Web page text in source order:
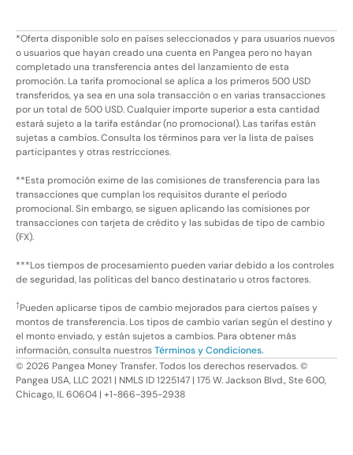
*Oferta disponible solo en países seleccionados y para usuarios nuevos
o usuarios que hayan creado una cuenta en Pangea pero no hayan
completado una transferencia antes del lanzamiento de esta
promoción. La tarifa promocional se aplica a los primeros 500 USD
transferidos, ya sea en una sola transacción o en varias transacciones
por un total de 500 USD. Cualquier importe superior a esta cantidad
estará sujeto a la tarifa estándar (no promocional). Las tarifas están
sujetas a cambios. Consulta los términos para ver la lista de países
participantes y otras restricciones.
**Esta promoción exime de las comisiones de transferencia para las
transacciones que cumplan los requisitos durante el período
promocional. Sin embargo, se siguen aplicando las comisiones por
transacciones con tarjeta de crédito y las subidas de tipo de cambio
(FX).
***Los tiempos de procesamiento pueden variar debido a los controles
de seguridad, las políticas del banco destinatario u otros factores.
†Pueden aplicarse tipos de cambio mejorados para ciertos países y
montos de transferencia. Los tipos de cambio varían según el destino y
el monto enviado, y están sujetos a cambios. Para obtener más
información, consulta nuestrosTérminos y Condiciones.
© 2026 Pangea Money Transfer. Todos los derechos reservados. ©
Pangea USA, LLC 2021 | NMLS ID 1225147 | 175 W. Jackson Blvd., Ste 600,
Chicago, IL 60604 | +1-866-395-2938